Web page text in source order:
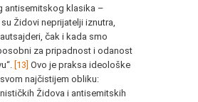
antisemitskog klasika –
Židovi neprijatelji iznutra,
čak i kada smo
za pripadnost i odanost
[13] Ovo je praksa ideološke
najčistijem obliku:
Židova i antisemitskih